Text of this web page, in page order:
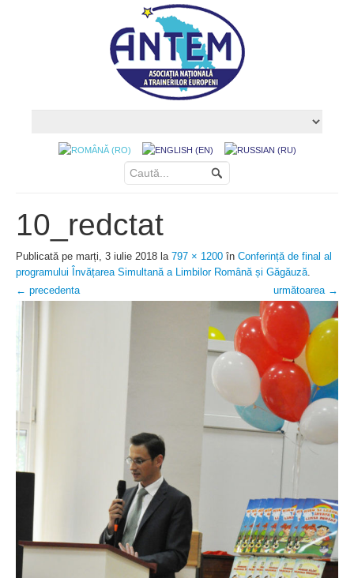
10_redctat
Publicatăpe marți, 3 iulie 2018 la 797 × 1200 în Conferință de final al
programului Învățarea Simultană a Limbilor Română și Găgăuză.
← precedenta
următoarea →